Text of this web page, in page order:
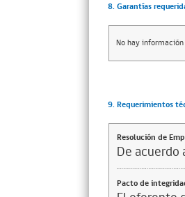
8. Garantías
No hay
9. Requerimientos
Resolución de
De
Pacto de